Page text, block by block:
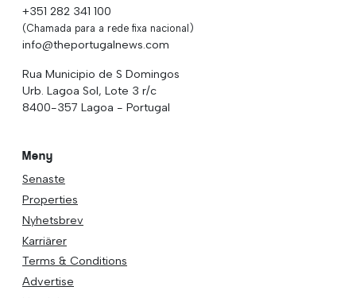
+351 282 341 100
(Chamada para a rede fixa nacional)
info@theportugalnews.com
Rua Municipio de S Domingos
Urb. Lagoa Sol, Lote 3 r/c
8400-357 Lagoa - Portugal
Meny
Senaste
Properties
Nyhetsbrev
Karriärer
Terms & Conditions
Advertise